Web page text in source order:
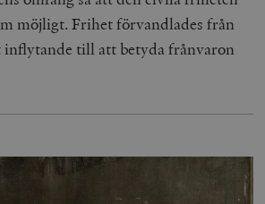
möjligt. Frihet förvandlades från
till att betyda frånvaron